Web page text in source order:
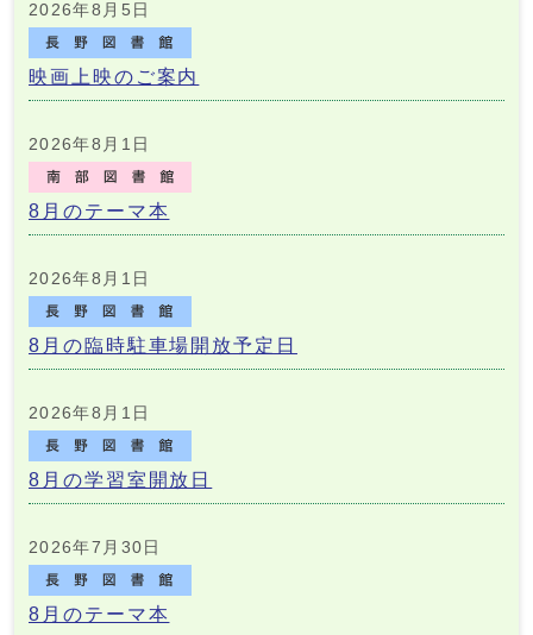
2026年8月5日
映画上映のご案内
2026年8月1日
8月のテーマ本
2026年8月1日
8月の臨時駐車場開放予定日
2026年8月1日
8月の学習室開放日
2026年7月30日
8月のテーマ本